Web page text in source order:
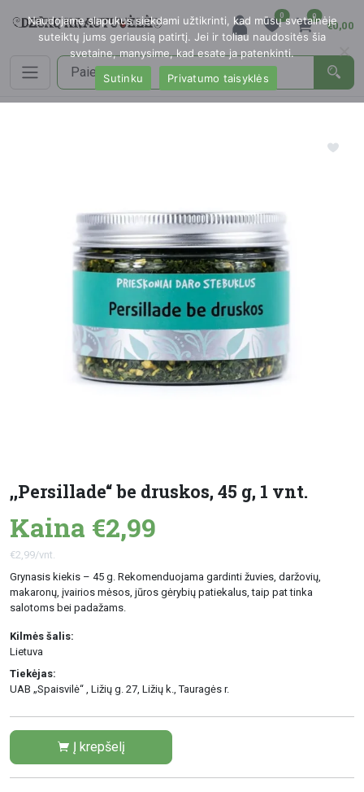
0 0
€0,00
,,Persillade“ be druskos, 45 g, 1 vnt.
Kaina €2,99
€2,99/vnt.
Grynasis kiekis – 45 g. Rekomenduojama gardinti žuvies, daržovių,
makaronų, įvairios mėsos, jūros gėrybių patiekalus, taip pat tinka
salotoms bei padažams.
Kilmės šalis:
Lietuva
Tiekėjas:
UAB „Spaisvilė“ , Ližių g. 27, Ližių k., Tauragės r.
Į krepšelį
Naudojame slapukus siekdami užtikrinti, kad mūsų svetainėje
suteiktų jums geriausią patirtį. Jei ir toliau naudositės šia
svetaine, manysime, kad esate ja patenkinti.
Sutinku
Privatumo taisyklės